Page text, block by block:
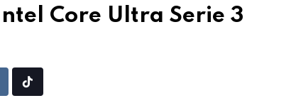
Core Ultra Serie 3
Tiktok